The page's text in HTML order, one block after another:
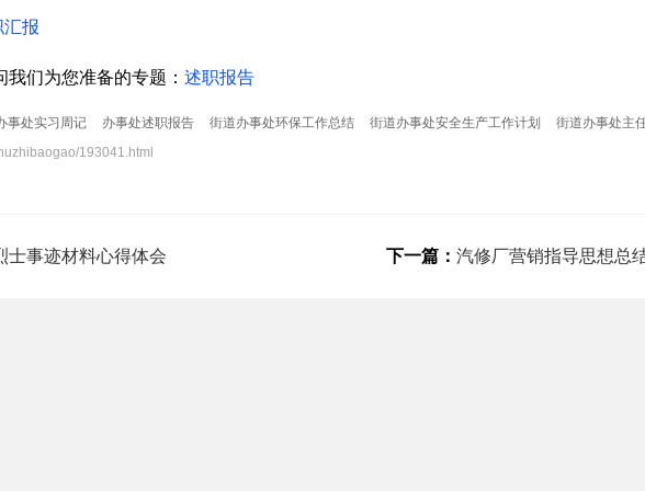
汇报
们为您准备的专题： 述职报告
事处实习周记 办事处述职报告 街道办事处环保工作总结 街道办事处安全生产工作计划
街道办事处主
193041.html
士事迹材料心得体会 下一篇： 汽修厂营销指导思想总